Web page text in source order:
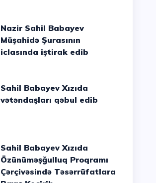
Nazir Sahil Babayev
Müşahidə Şurasının
iclasında iştirak edib
Sahil Babayev Xızıda
vətəndaşları qəbul edib
Sahil Babayev Xızıda
Özünüməşğulluq Proqramı
Çərçivəsində Təsərrüfatlara